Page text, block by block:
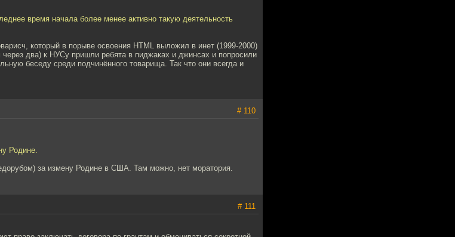
время начала более менее активно такую деятельность
который в порыве освоения HTML выложил в инет (1999-2000)
два) к НУСу пришли ребята в пиджаках и джинсах и попросили
беседу среди подчинённого товарища. Так что они всегда и
# 110
Родине.
за измену Родине в США. Там можно, нет моратория.
# 111